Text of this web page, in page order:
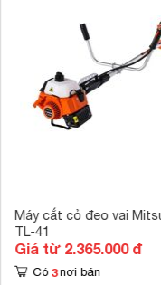
Máy cắt cỏ đeo vai
TL-41
Giá từ 2.365.000 đ
Có 3 nơi bán